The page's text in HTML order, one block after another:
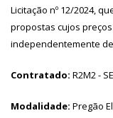
Licitação nº 12/2024,
propostas cujos
independentemente
Contratado: R2M2 -
Modalidade: Pregão